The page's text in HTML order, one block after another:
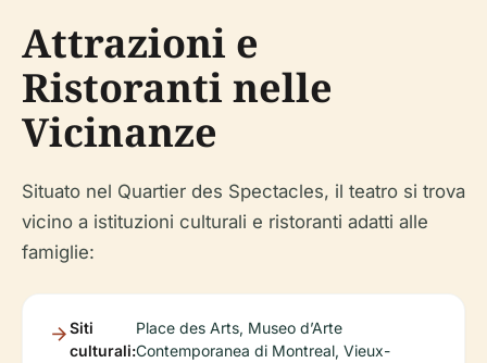
Attrazioni e
Ristoranti nelle
Vicinanze
Situato nel Quartier des Spectacles, il teatro si trova
vicino a istituzioni culturali e ristoranti adatti alle
famiglie:
Siti
culturali:
Place des Arts, Museo d’Arte
Contemporanea di Montreal, Vieux-